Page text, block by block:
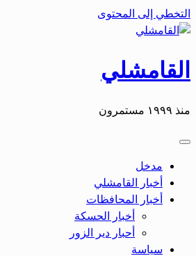
التخطي إلى المحتوى
القامشلي
منذ ١٩٩٩ مستمرون
مدخل
أخبار القامشلي
أخبار المحافظات
أخبار الحسكة
أحبار دير الزور
سياسة